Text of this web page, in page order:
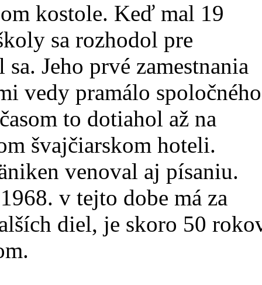
kostole. Keď mal 19
sa rozhodol pre
Jeho prvé zamestnania
vedy pramálo
to dotiahol až na
švajčiarskom hoteli.
venoval aj písaniu.
v tejto dobe má za
diel, je skoro 50